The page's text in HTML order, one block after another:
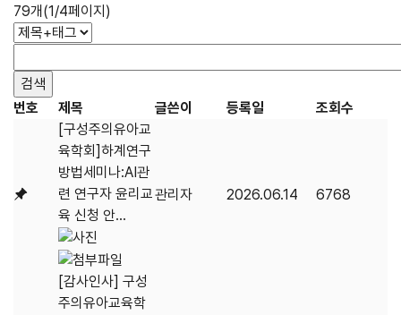
79개(1/4페이지)
번호 제목 글쓴이 등록일
조회수
[구성주의유아교
육학회]하계연구
방법세미나:AI관
련 연구자 윤리교
육 신청 안...
관리자 2026.06.14 6768
[감사인사] 구성
주의유아교육학